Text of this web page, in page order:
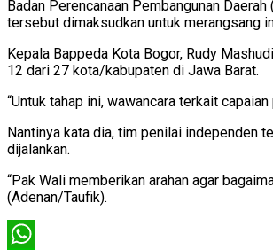
Badan Perencanaan Pembangunan
tersebut dimaksudkan untuk merangsang
Kepala Bappeda Kota Bogor, Rudy
12 dari 27 kota/kabupaten di Jawa Barat.
“Untuk tahap ini, wawancara terkait
Nantinya kata dia, tim penilai independen
dijalankan.
“Pak Wali memberikan arahan agar
(Adenan/Taufik).